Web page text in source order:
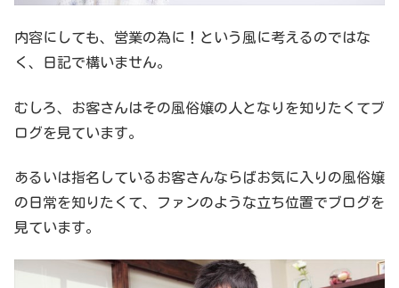
内容にしても、営業の為に！という風に考えるのではな
く、日記で構いません。
むしろ、お客さんはその風俗嬢の人となりを知りたくてブ
ログを見ています。
あるいは指名しているお客さんならばお気に入りの風俗嬢
の日常を知りたくて、ファンのような立ち位置でブログを
見ています。